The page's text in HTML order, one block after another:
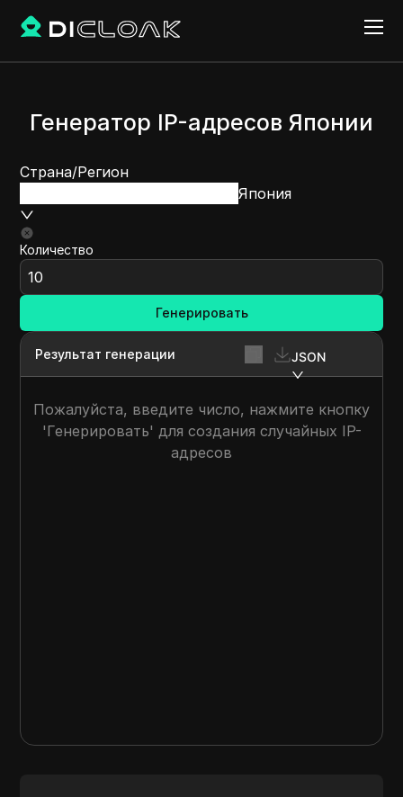
Генератор IP-адресов Японии
Страна/Регион
Япония
Количество
Генерировать
Результат генерации JSON
Пожалуйста, введите число, нажмите кнопку
'Генерировать' для создания случайных IP-
адресов